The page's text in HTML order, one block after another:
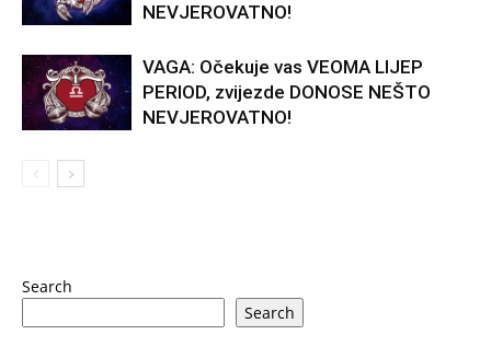
NEVJEROVATNO!
VAGA: Očekuje vas VEOMA LIJEP
PERIOD, zvijezde DONOSE NEŠTO
NEVJEROVATNO!
Search
Search